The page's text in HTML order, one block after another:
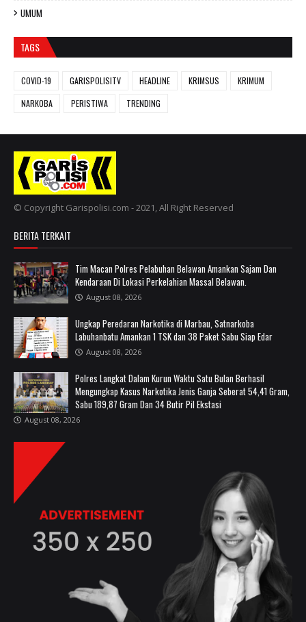
UMUM
TAGS
COVID-19 GARISPOLISITV HEADLINE KRIMSUS
KRIMUM
NARKOBA
PERISTIWA TRENDING
© Copyright Garispolisi.com - 2021, All Right Reserved
BERITA TERKAIT
Tim Macan Polres Pelabuhan Belawan Amankan Sajam Dan
Kendaraan Di Lokasi Perkelahian Massal Belawan.
August 08, 2026
Ungkap Peredaran Narkotika di Marbau, Satnarkoba
Labuhanbatu Amankan 1 TSK dan 38 Paket Sabu Siap Edar
August 08, 2026
Polres Langkat Dalam Kurun Waktu Satu Bulan Berhasil
Mengungkap Kasus Narkotika Jenis Ganja Seberat 54,41 Gram,
Sabu 189,87 Gram Dan 34 Butir Pil Ekstasi
August 08, 2026